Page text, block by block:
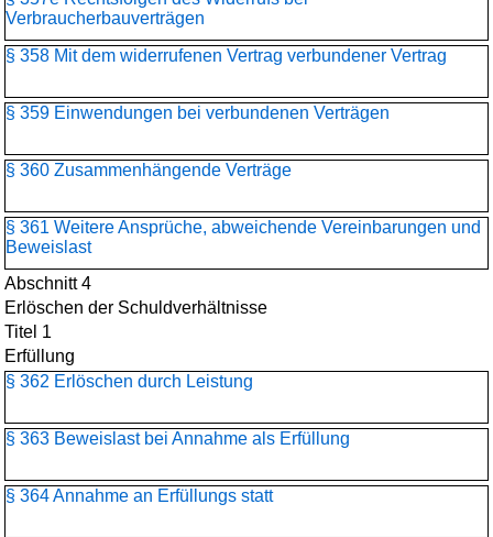
Verbraucherbauverträgen
§ 358 Mit dem widerrufenen Vertrag verbundener Vertrag
§ 359 Einwendungen bei verbundenen Verträgen
§ 360 Zusammenhängende Verträge
§ 361 Weitere Ansprüche, abweichende Vereinbarungen und
Beweislast
Abschnitt 4
Erlöschen der Schuldverhältnisse
Titel 1
Erfüllung
§ 362 Erlöschen durch Leistung
§ 363 Beweislast bei Annahme als Erfüllung
§ 364 Annahme an Erfüllungs statt